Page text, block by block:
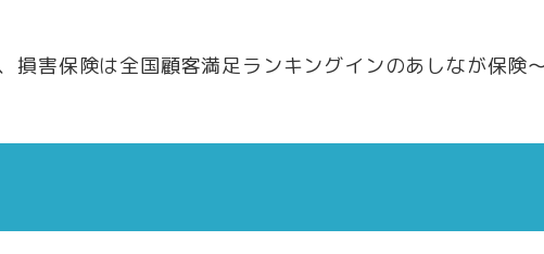
損害保険は全国顧客満足ランキングインのあしなが保険